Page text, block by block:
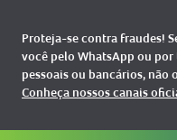
Proteja-se contra fraudes!
você pelo WhatsApp ou
pessoais ou bancários, não
Conheça nossos canais